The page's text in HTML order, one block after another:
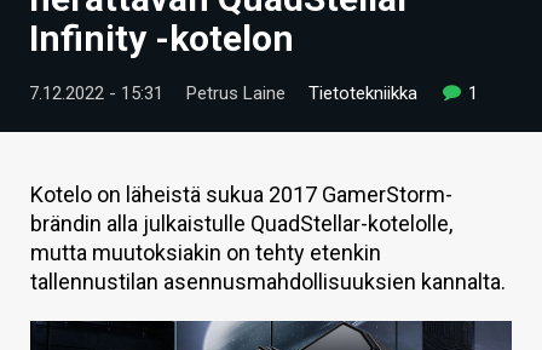
ARTIKKELIT
VIDEOT
TECHBBS
TIETOA
HINTA.FI
KAUPPA
VAIHDA TEEMA
Infinity -kotelon
7.12.2022 - 15:31 Petrus Laine Tietotekniikka 1
Kotelo on läheistä sukua 2017 GamerStorm-
brändin alla julkaistulle QuadStellar-kotelolle,
mutta muutoksiakin on tehty etenkin
tallennustilan asennusmahdollisuuksien kannalta.